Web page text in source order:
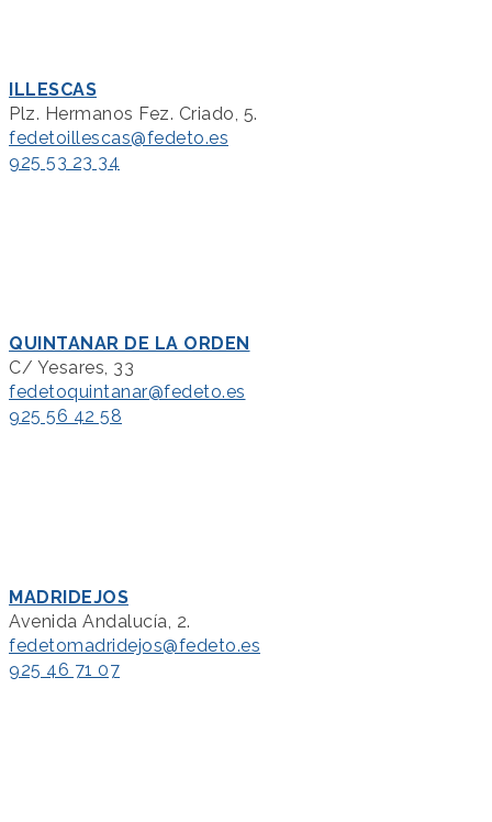
ILLESCAS
Plz. Hermanos Fez. Criado, 5.
fedetoillescas@fedeto.es
925 53 23 34
QUINTANAR DE LA ORDEN
C/ Yesares, 33
fedetoquintanar@fedeto.es
925 56 42 58
MADRIDEJOS
Avenida Andalucía, 2.
fedetomadridejos@fedeto.es
925 46 71 07